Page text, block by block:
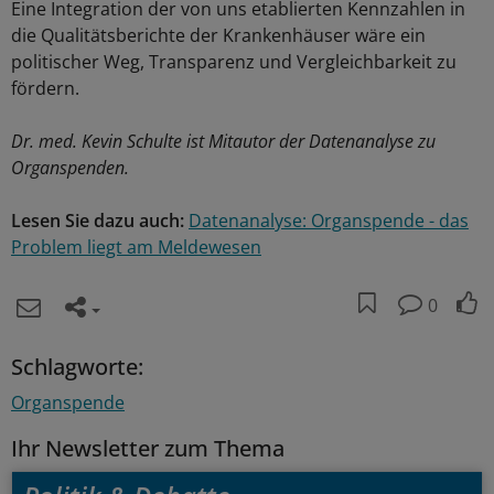
Eine Integration der von uns etablierten Kennzahlen in
die Qualitätsberichte der Krankenhäuser wäre ein
politischer Weg, Transparenz und Vergleichbarkeit zu
fördern.
Dr. med. Kevin Schulte ist Mitautor der Datenanalyse zu
Organspenden.
Lesen Sie dazu auch: Datenanalyse: Organspende - das
Problem liegt am Meldewesen
0
Schlagworte:
Organspende
Ihr Newsletter zum Thema